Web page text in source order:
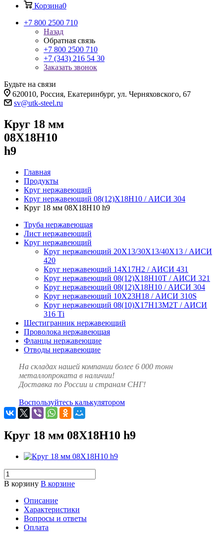
Корзина0
+7 800 2500 710
Назад
Обратная связь
+7 800 2500 710
+7 (343) 216 54 30
Заказать звонок
Будьте на связи
620010, Россия, Екатеринбург, ул. Черняховского, 67
sv@utk-steel.ru
Круг 18 мм
08Х18Н10
h9
Главная
Продукты
Круг нержавеющий
Круг нержавеющий 08(12)Х18Н10 / АИСИ 304
Круг 18 мм 08Х18Н10 h9
Труба нержавеющая
Лист нержавеющий
Круг нержавеющий
Круг нержавеющий 20Х13/30Х13/40Х13 / АИСИ
420
Круг нержавеющий 14Х17Н2 / АИСИ 431
Круг нержавеющий 08(12)Х18Н10Т / АИСИ 321
Круг нержавеющий 08(12)Х18Н10 / АИСИ 304
Круг нержавеющий 10Х23Н18 / АИСИ 310S
Круг нержавеющий 08(10)Х17Н13М2Т / АИСИ
316 Тi
Шестигранник нержавеющий
Проволока нержавеющая
Фланцы нержавеющие
Отводы нержавеющие
На складах нашей компании более 6 000 тонн
металлопроката в наличии!
Доставка по России и странам СНГ!
Воспользуйтесь калькулятором
Круг 18 мм 08Х18Н10 h9
В корзину В корзине
Описание
Характеристики
Вопросы и ответы
Оплата